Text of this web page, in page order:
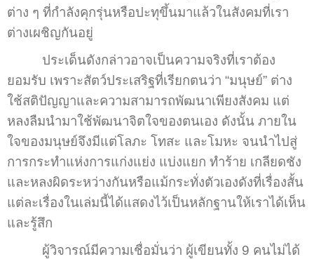
ต่าง ๆ ที่กำลังคุกรุ่นหรือปะทุขึ้นมาแล้วในสังคมที่เรา
ต่างเผชิญกันอยู่
ประเด็นดังกล่าวอาจเป็นความจริงที่เราต้อง
ยอมรับ เพราะสัตว์ประเสริฐที่เรียกตนว่า “มนุษย์” ต่าง
ใช้สติปัญญาและความสามารถพัฒนาเพียงสังคม แต่
หลงลืมนำมาใช้พัฒนาจิตใจของตนเอง ดังนั้น ภายใน
ใจของมนุษย์จึงมีแต่โลภะ โทสะ และโมหะ จนนำไปสู่
การกระทำแห่งการแก่งแย่ง แบ่งแยก ทำร้าย เกลียดชัง
และหลงผิดระหว่างกันหรือแม้กระทั่งตัวเองดังที่เรื่องสั้น
แต่ละเรื่องในเล่มนี้ได้แสดงไว้เป็นหลักฐานให้เราได้เห็น
และรู้สึก
ผู้วิจารณ์มีความเชื่อมั่นว่า ผู้เขียนทั้ง 9 คนไม่ได้